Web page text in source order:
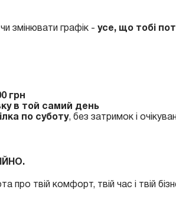
змінювати графік - усе, що тобі
грн
в той самий день
по суботу, без затримок і
про твій комфорт, твій час і твій